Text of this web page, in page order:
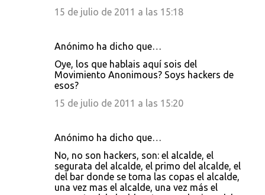
15 de julio de 2011 a las 15:18
Anónimo ha dicho que…
Oye, los que hablais aquí sois del
Movimiento Anonimous? Soys hackers de
esos?
15 de julio de 2011 a las 15:20
Anónimo ha dicho que…
No, no son hackers, son: el alcalde, el
segurata del alcalde, el primo del alcalde, el
del bar donde se toma las copas el alcalde,
una vez mas el alcalde, una vez más el